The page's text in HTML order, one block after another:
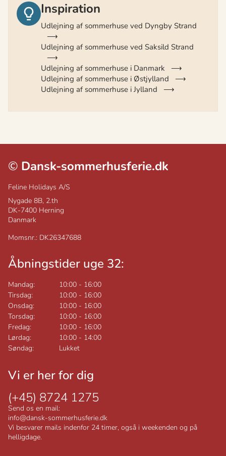
Inspiration
Udlejning af sommerhuse ved Dyngby Strand
Udlejning af sommerhuse ved Saksild Strand
Udlejning af sommerhuse i Danmark
Udlejning af sommerhuse i Østjylland
Udlejning af sommerhuse i Jylland
© Dansk-sommerhusferie.dk
Feline Holidays A/S
Nygade 8B, 2.th
DK-7400 Herning
Danmark
Momsnr.: DK26347688
Åbningstider uge 32:
Mandag: 10:00 - 16:00
Tirsdag:
10:00 - 16:00
Onsdag:
10:00 - 16:00
Torsdag:
10:00 - 16:00
Fredag:
10:00 - 16:00
Lørdag:
10:00 - 14:00
Søndag:
Lukket
Vi er her for dig
(+45) 8724 1275
Send os en mail:
info@dansk-sommerhusferie.dk
Vi besvarer mails indenfor 24 timer, også i weekenden og på
helligdage.